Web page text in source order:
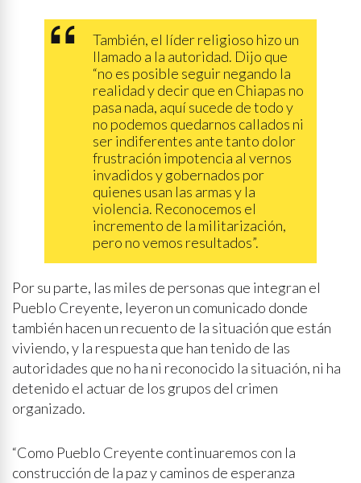
También, el líder religioso hizo un
llamado a la autoridad. Dijo que
“no es posible seguir negando la
realidad y decir que en Chiapas no
pasa nada, aquí sucede de todo y
no podemos quedarnos callados ni
ser indiferentes ante tanto dolor
frustración impotencia al vernos
invadidos y gobernados por
quienes usan las armas y la
violencia. Reconocemos el
incremento de la militarización,
pero no vemos resultados”.
Por su parte, las miles de personas que integran el
Pueblo Creyente, leyeron un comunicado donde
también hacen un recuento de la situación que están
viviendo, y la respuesta que han tenido de las
autoridades que no ha ni reconocido la situación, ni ha
detenido el actuar de los grupos del crimen
organizado.
“Como Pueblo Creyente continuaremos con la
construcción de la paz y caminos de esperanza